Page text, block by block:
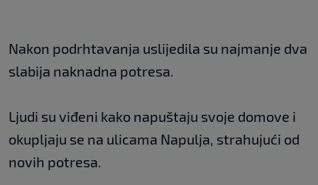
Nakon podrhtavanja uslijedila su najmanje dva
slabija naknadna potresa.
Ljudi su viđeni kako napuštaju svoje domove i
okupljaju se na ulicama Napulja, strahujući od
novih potresa.